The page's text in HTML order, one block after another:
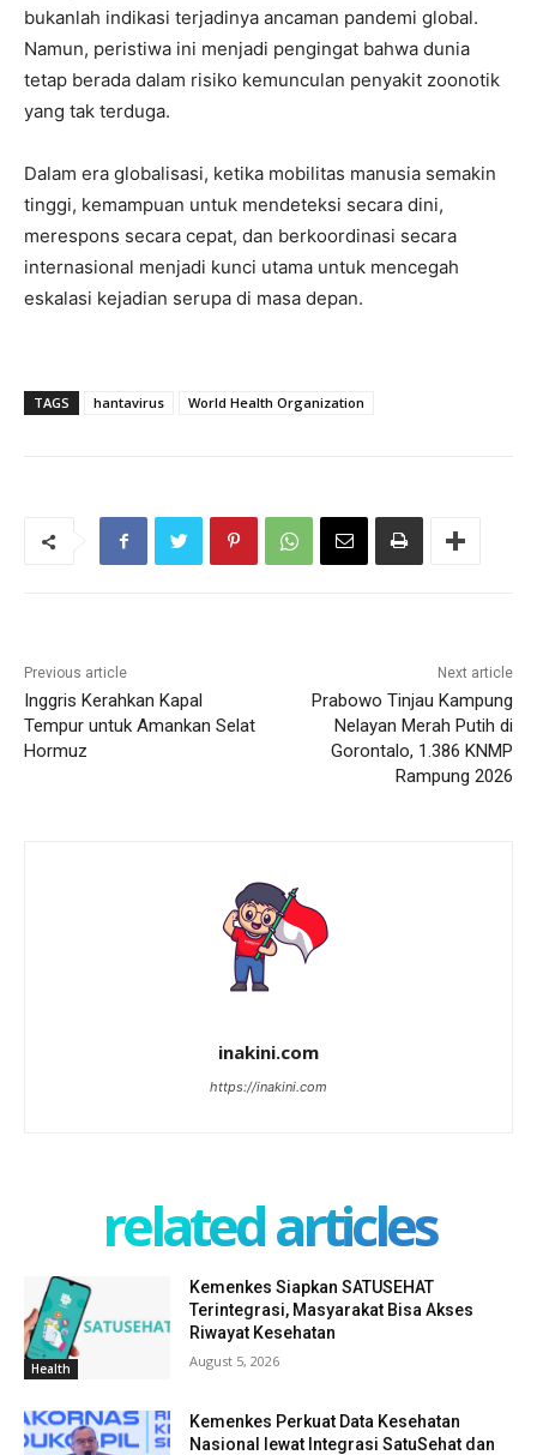
bukanlah indikasi terjadinya ancaman pandemi global.
Namun, peristiwa ini menjadi pengingat bahwa dunia
tetap berada dalam risiko kemunculan penyakit zoonotik
yang tak terduga.
Dalam era globalisasi, ketika mobilitas manusia semakin
tinggi, kemampuan untuk mendeteksi secara dini,
merespons secara cepat, dan berkoordinasi secara
internasional menjadi kunci utama untuk mencegah
eskalasi kejadian serupa di masa depan.
TAGS hantavirus World Health Organization
Previous article
Inggris Kerahkan Kapal
Tempur untuk Amankan Selat
Hormuz
Next article
Prabowo Tinjau Kampung
Nelayan Merah Putih di
Gorontalo, 1.386 KNMP
Rampung 2026
inakini.com
https://inakini.com
related articles
Health
Kemenkes Siapkan SATUSEHAT
Terintegrasi, Masyarakat Bisa Akses
Riwayat Kesehatan
August 5, 2026
Kemenkes Perkuat Data Kesehatan
Nasional lewat Integrasi SatuSehat dan